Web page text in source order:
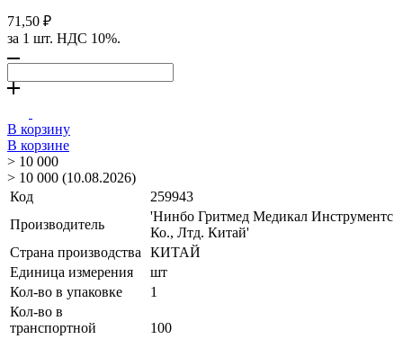
71,50 ₽
за 1 шт. НДС 10%.
В корзину
В корзине
> 10 000
> 10 000 (10.08.2026)
Код
259943
Производитель
'Нинбо Гритмед Медикал Инструментс
Ко., Лтд. Китай'
Страна производства
КИТАЙ
Единица измерения
шт
Кол-во в упаковке
1
Кол-во в
транспортной
100